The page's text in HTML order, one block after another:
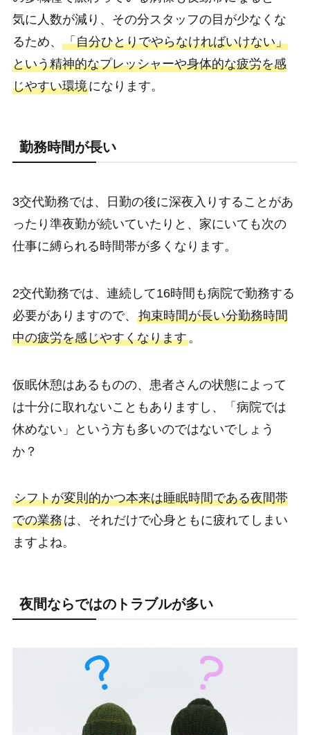
気に人数が減り、その分スタッフの目が少なくな
るため、 「自分ひとりでやらなければいけない」
という精神的なプレッシャーや身体的な疲労を感
じやすい環境になります。
勤務時間が長い
3交代勤務では、日勤の後に深夜入りすることがあ
ったり準夜勤が続いていたりと、家にいても次の
仕事に縛られる時間帯が多くなります。
2交代勤務では、連続して16時間も病院で勤務する
必要がありますので、 拘束時間が長い分勤務時間
中の疲労を感じやすくなります。
仮眠休憩はあるものの、患者さんの状態によって
は十分に取れないこともありますし、「病院では
休めない」という方も多いのではないでしょう
か？
シフトが変則的かつ本来は睡眠時間である夜間帯
での業務は、それだけで心身ともに疲れてしまい
ますよね。
夜間ならではのトラブルが多い